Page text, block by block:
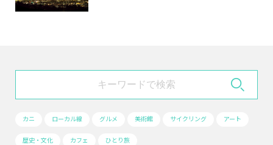
カニ ローカル線 グルメ 美術館 サイクリング アート
歴史・文化 カフェ ひとり旅